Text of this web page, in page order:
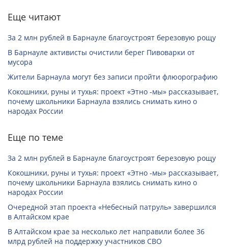
Еще читают
За 2 млн рублей в Барнауле благоустроят березовую рощу
В Барнауле активисты очистили берег Пивоварки от
мусора
Жители Барнаула могут без записи пройти флюорографию
Кокошники, руны и тухья: проект «Этно -мы» рассказывает,
почему школьники Барнаула взялись снимать кино о
народах России
Еще по теме
За 2 млн рублей в Барнауле благоустроят березовую рощу
Кокошники, руны и тухья: проект «Этно -мы» рассказывает,
почему школьники Барнаула взялись снимать кино о
народах России
Очередной этап проекта «Небесный патруль» завершился
в Алтайском крае
В Алтайском крае за несколько лет направили более 36
млрд рублей на поддержку участников СВО